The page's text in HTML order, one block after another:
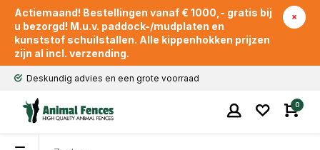
Actiemaand! Bestellingen vanaf € 1000,- gratis bij
u bezorgd! M.u.v. paddock-/mudplaten en
kunststof schuilstallen. Alle kippenhokken prijzen
zijn al incl. verzending.
Deskundig advies en een grote voorraad
0